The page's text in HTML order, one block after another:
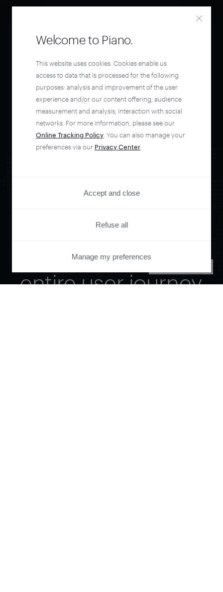
Orchestrate and
automate your
entire user journey
Welcome to Piano.
This website uses cookies. Cookies enable us
access to data that is processed for the following
purposes: analysis and improvement of the user
experience and/or our content offering; audience
measurement and analysis; interaction with social
networks. For more information, please see our
Online Tracking Policy . You can also manage your
preferences via our Privacy Center
Accept and close
Refuse all
Manage my preferences